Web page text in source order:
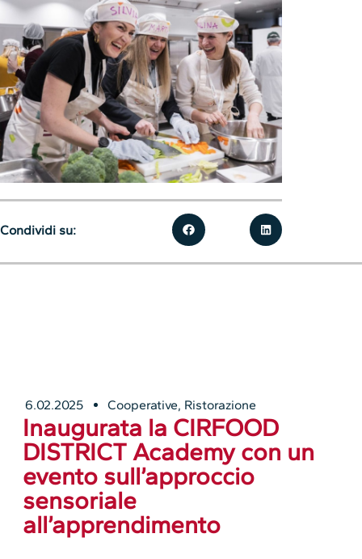
6.02.2025 Cooperative, Ristorazione
Inaugurata la CIRFOOD
DISTRICT Academy con un
evento sull’approccio
sensoriale
all’apprendimento
Condividi su: